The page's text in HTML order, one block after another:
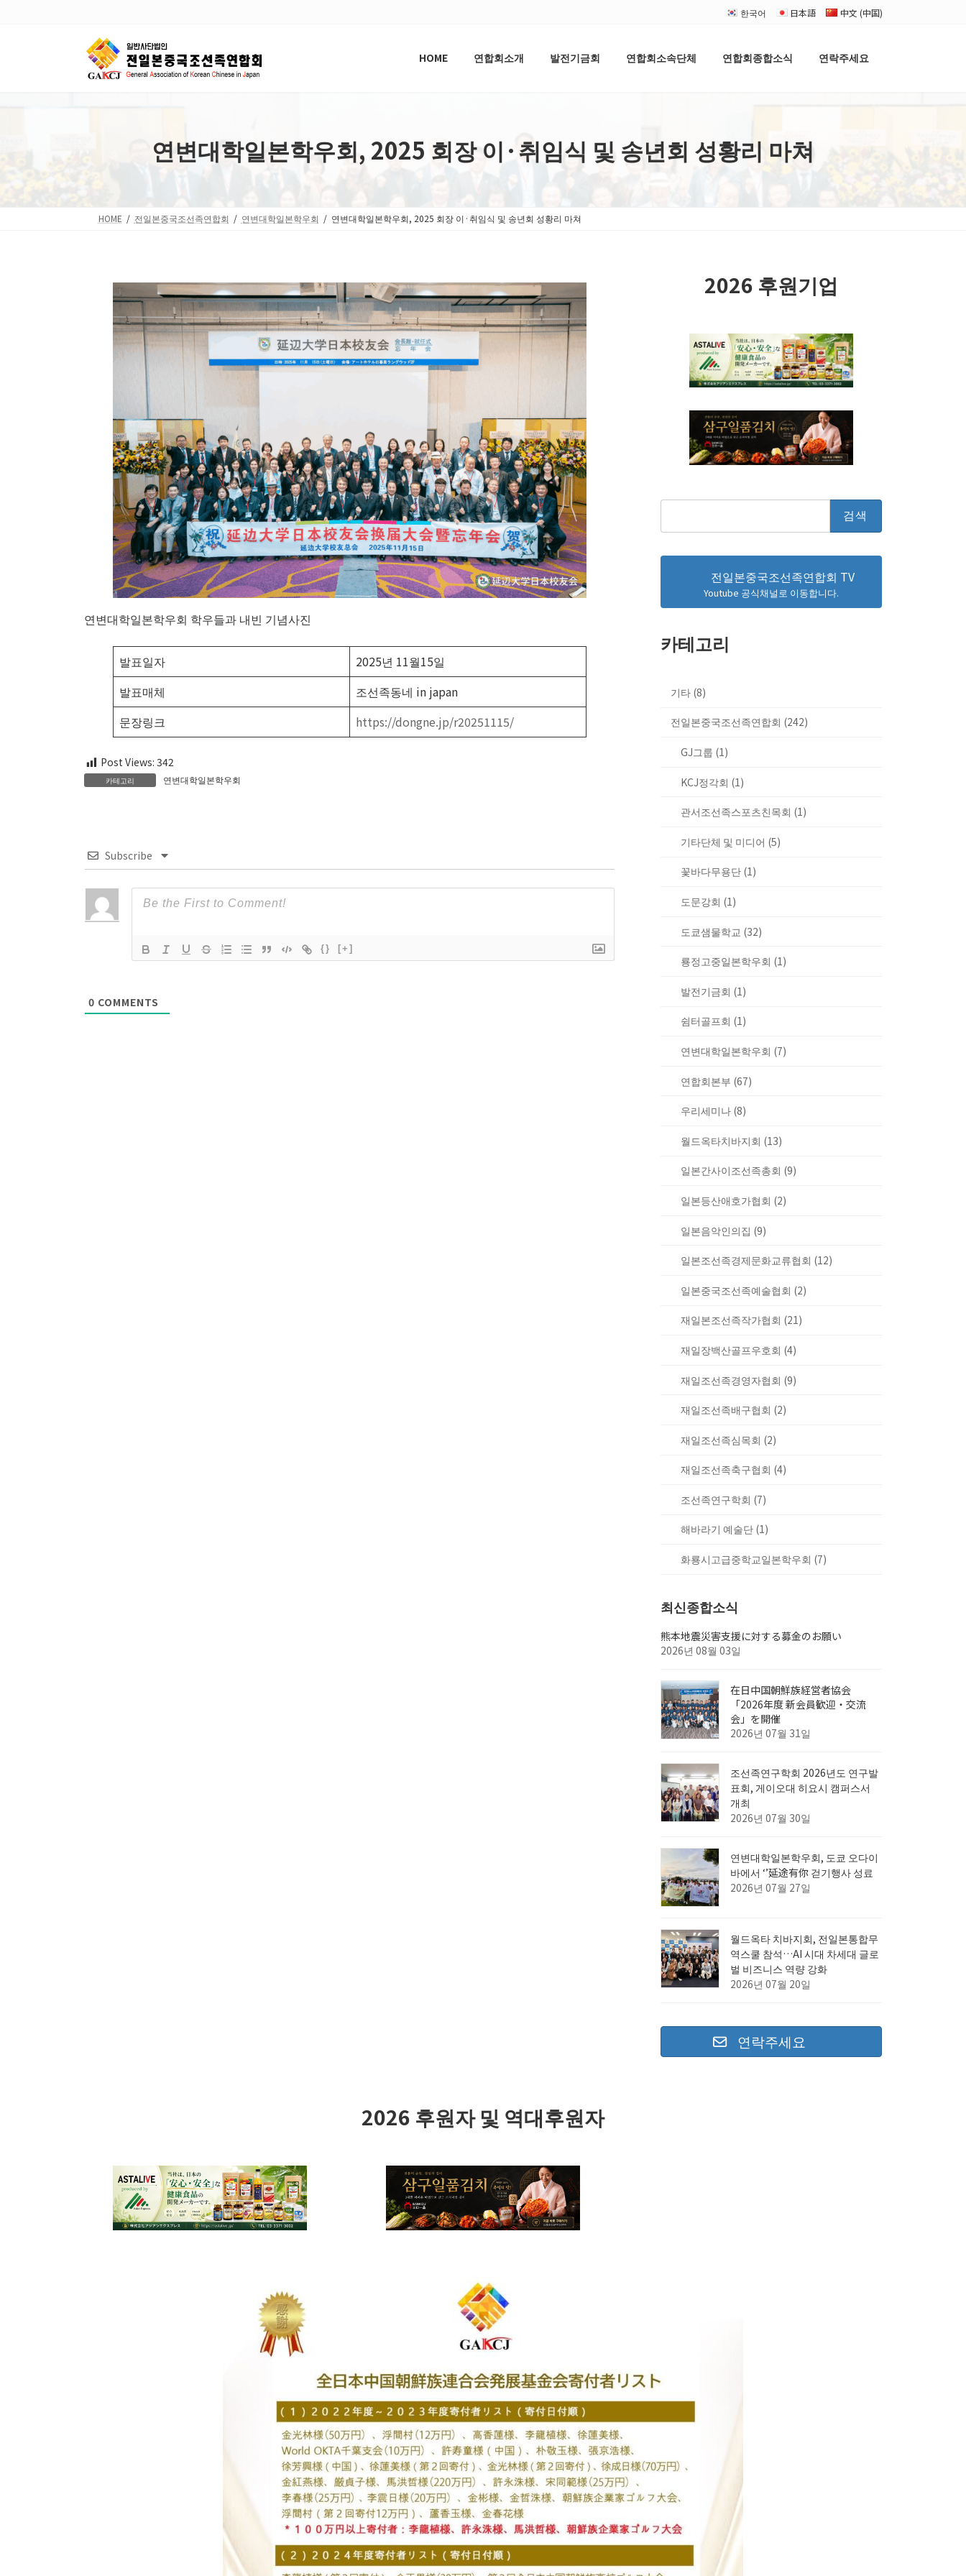
한국어 日本語 中文 (中国)
HOME 연합회소개 발전기금회 연합회소속단체 연합회종합소식 연락주세요
연변대학일본학우회, 2025 회장 이·취임식 및 송년회 성황리 마쳐
HOME 전일본중국조선족연합회 연변대학일본학우회 연변대학일본학우회, 2025 회장 이·취임식 및 송년회 성황리 마쳐
연변대학일본학우회 학우들과 내빈 기념사진
발표일자
2025년 11월15일
발표매체
조선족동네 in japan
문장링크
https://dongne.jp/r20251115/
Post Views: 342
카테고리 연변대학일본학우회
Subscribe
{} [+]
0 COMMENTS
2026 후원기업
전일본중국조선족연합회 TV
Youtube 공식채널로 이동합니다.
카테고리
기타 (8)
전일본중국조선족연합회 (242)
GJ그룹 (1)
KCJ정각회 (1)
관서조선족스포츠친목회 (1)
기타단체 및 미디어 (5)
꽃바다무용단 (1)
도문강회 (1)
도쿄샘물학교 (32)
룡정고중일본학우회 (1)
발전기금회 (1)
쉼터골프회 (1)
연변대학일본학우회 (7)
연합회본부 (67)
우리세미나 (8)
월드옥타치바지회 (13)
일본간사이조선족총회 (9)
일본등산애호가협회 (2)
일본음악인의집 (9)
일본조선족경제문화교류협회 (12)
일본중국조선족예술협회 (2)
재일본조선족작가협회 (21)
재일장백산골프우호회 (4)
재일조선족경영자협회 (9)
재일조선족배구협회 (2)
재일조선족심목회 (2)
재일조선족축구협회 (4)
조선족연구학회 (7)
해바라기 예술단 (1)
화룡시고급중학교일본학우회 (7)
최신종합소식
熊本地震災害支援に対する募金のお願い
2026년 08월 03일
在日中国朝鮮族経営者協会
「2026年度 新会員歓迎・交流
会」を開催
2026년 07월 31일
조선족연구학회 2026년도 연구발
표회, 게이오대 히요시 캠퍼스서
개최
2026년 07월 30일
연변대학일본학우회, 도쿄 오다이
바에서 ‘’延途有你 걷기행사 성료
2026년 07월 27일
월드옥타 치바지회, 전일본통합무
역스쿨 참석…AI 시대 차세대 글로
벌 비즈니스 역량 강화
2026년 07월 20일
연락주세요
2026 후원자 및 역대후원자